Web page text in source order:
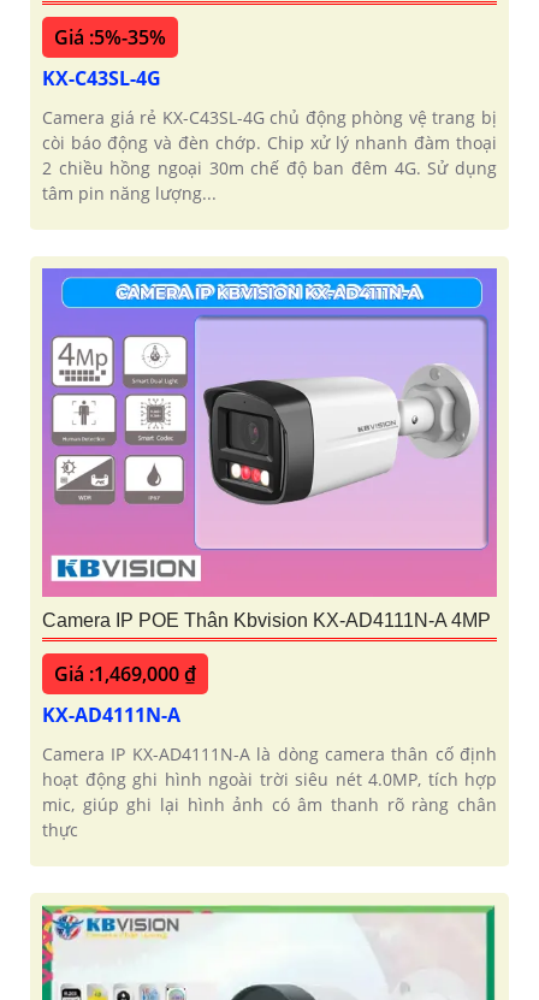
Giá :5%-35%
KX-C43SL-4G
Camera giá rẻ KX-C43SL-4G chủ động phòng vệ trang bị
còi báo động và đèn chớp. Chip xử lý nhanh đàm thoại
2 chiều hồng ngoại 30m chế độ ban đêm 4G. Sử dụng
tâm pin năng lượng...
Camera IP POE Thân Kbvision KX-AD4111N-A 4MP
Giá :1,469,000 ₫
KX-AD4111N-A
Camera IP KX-AD4111N-A là dòng camera thân cố định
hoạt động ghi hình ngoài trời siêu nét 4.0MP, tích hợp
mic, giúp ghi lại hình ảnh có âm thanh rõ ràng chân
thực